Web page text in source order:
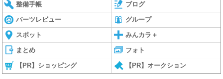
整備手帳 ブログ
パーツレビュー グループ
スポット みんカラ＋
まとめ フォト
【PR】ショッピング 【PR】オークション